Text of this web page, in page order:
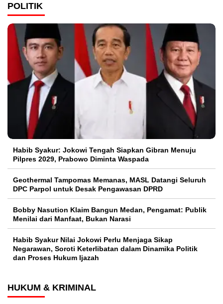
POLITIK
Habib Syakur: Jokowi Tengah Siapkan Gibran Menuju
Pilpres 2029, Prabowo Diminta Waspada
Geothermal Tampomas Memanas, MASL Datangi Seluruh
DPC Parpol untuk Desak Pengawasan DPRD
Bobby Nasution Klaim Bangun Medan, Pengamat: Publik
Menilai dari Manfaat, Bukan Narasi
Habib Syakur Nilai Jokowi Perlu Menjaga Sikap
Negarawan, Soroti Keterlibatan dalam Dinamika Politik
dan Proses Hukum Ijazah
HUKUM & KRIMINAL